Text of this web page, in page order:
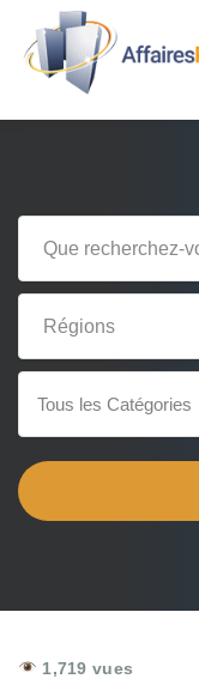
Tous les Catégories
1,719 vues